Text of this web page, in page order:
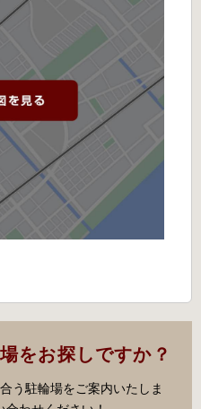
をお探しですか？
う駐輪場をご案内いたしま